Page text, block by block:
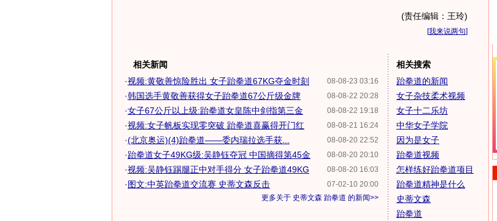
(责任编辑：王玲)
[我来说两句]
相关新闻
08-08-23 03:16
·视频:黄敬善惊险胜出 女子跆拳道67KG夺金时刻
08-08-22 20:28
·韩国选手黄敬善获得女子跆拳道67公斤级金牌
08-08-22 19:18
·女子67公斤以上级:跆拳道女皇陈中剑指第三金
08-08-21 16:24
·视频:女子帆板实现零突破 跆拳道喜赢得开门红
08-08-20 22:52
·(北京奥运)(4)跆拳道——委内瑞拉选手获...
08-08-20 20:10
·跆拳道女子49KG级:吴静钰夺冠 中国摘得第45金
08-08-20 16:03
·视频:吴静钰踢腿正中对手得分 女子跆拳道49KG
07-02-10 20:00
·图文:中英跆拳道交流赛 史蒂文森反击
更多关于 史蒂文森 跆拳道 的新闻>>
相关搜索
跆拳道的新闻
女子杂技柔术视频
女子十二乐坊
中华女子学院
因为是女子
跆拳道视频
怎样练好跆拳道项目
跆拳道精神是什么
史蒂文森
跆拳道